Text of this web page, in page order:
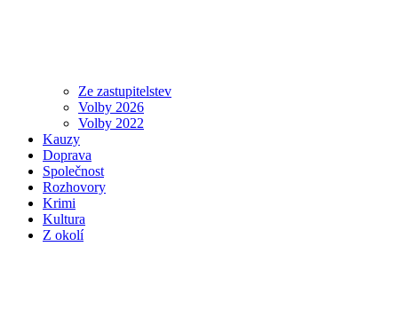
Ze zastupitelstev
Volby 2026
Volby 2022
Kauzy
Doprava
Společnost
Rozhovory
Krimi
Kultura
Z okolí